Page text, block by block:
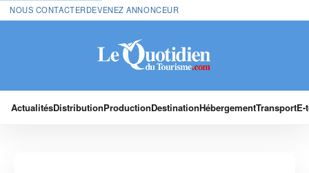
NOUS CONTACTERDEVENEZ ANNONCEUR
ActualitésDistributionProductionDestinationHébergementTransport